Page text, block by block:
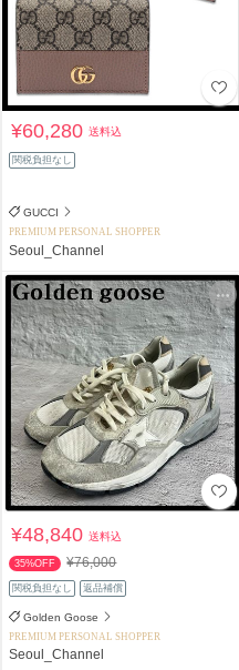
¥60,280送料込
関税負担なし
GUCCI
PREMIUM PERSONAL SHOPPER
Seoul_Channel
¥48,840送料込
35%OFF ¥76,000
関税負担なし 返品補償
Golden Goose
PREMIUM PERSONAL SHOPPER
Seoul_Channel